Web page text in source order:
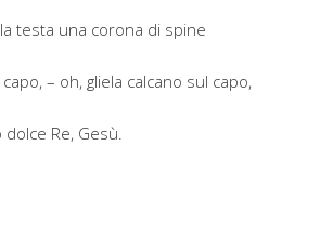
testa una corona di spine
– oh, gliela calcano sul capo,
Re, Gesù.